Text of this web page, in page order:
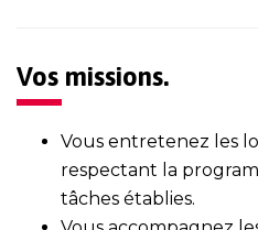
Vos missions.
Vous entretenez les
respectant la
tâches établies.